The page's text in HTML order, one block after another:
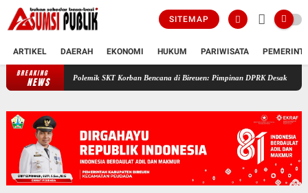
SITEMAP
ARTIKEL DAERAH EKONOMI HUKUM PARIWISATA
BREAKING
NEWSPolemik SKT Korban Bencana di Bireuen: Pimpinan DPRK Desak Bupati Copot